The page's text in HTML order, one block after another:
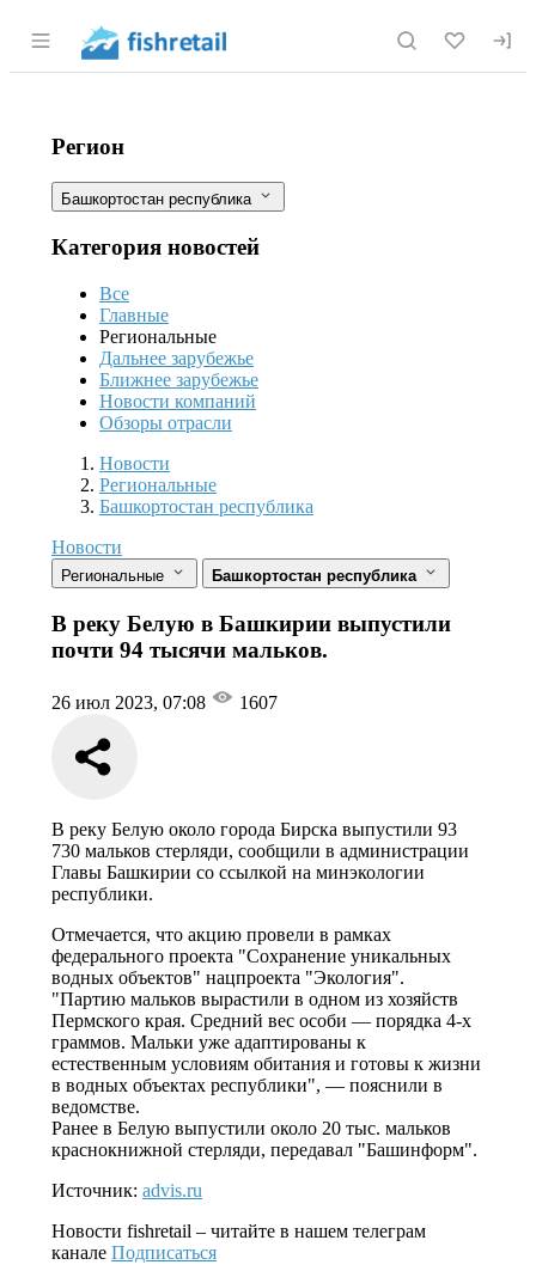
Раздел навигации по сайту fishretail.ru
В реку Белую в Башкирии
Фильтры
Регион
Башкортостан республика
Категория новостей
Все
Главные
Региональные
Дальнее зарубежье
Ближнее зарубежье
Новости компаний
Обзоры отрасли
Новости
Разделы
Новости
Региональные
Башкортостан республика
Новости
Региональные Башкортостан республика
В реку Белую в Башкирии выпустили
почти 94 тысячи мальков.
26 июл 2023, 07:08 1607
В реку Белую около города Бирска выпустили 93
730 мальков стерляди, сообщили в администрации
Главы Башкирии со ссылкой на минэкологии
республики.
Отмечается, что акцию провели в рамках
федерального проекта "Сохранение уникальных
водных объектов" нацпроекта "Экология".
"Партию мальков вырастили в одном из хозяйств
Пермского края. Средний вес особи — порядка 4-х
граммов. Мальки уже адаптированы к
естественным условиям обитания и готовы к жизни
в водных объектах республики", — пояснили в
ведомстве.
Ранее в Белую выпустили около 20 тыс. мальков
краснокнижной стерляди, передавал "Башинформ".
Источник: advis.ru
Новости fishretail – читайте в нашем телеграм
канале Подписаться